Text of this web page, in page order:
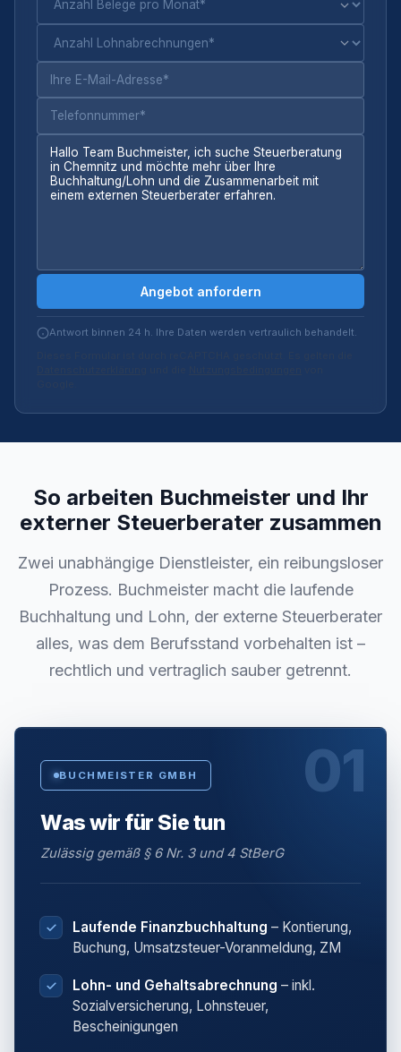
Angebot anfordern
Antwort binnen 24 h. Ihre Daten werden vertraulich behandelt.
So arbeiten Buchmeister und Ihr
externer Steuerberater zusammen
Zwei unabhängige Dienstleister, ein reibungsloser
Prozess. Buchmeister macht die laufende
Buchhaltung und Lohn, der externe Steuerberater
alles, was dem Berufsstand vorbehalten ist –
rechtlich und vertraglich sauber getrennt.
01
BUCHMEISTER GMBH
Was wir für Sie tun
Zulässig gemäß § 6 Nr. 3 und 4 StBerG
Laufende Finanzbuchhaltung – Kontierung,
Buchung, Umsatzsteuer-Voranmeldung, ZM
Lohn- und Gehaltsabrechnung – inkl.
Sozialversicherung, Lohnsteuer,
Bescheinigungen